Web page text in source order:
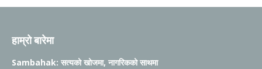
हाम्रो बारेमा
Sambahak: सत्यको खोजमा, नागरिकको साथमा